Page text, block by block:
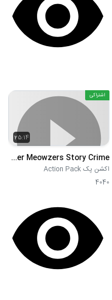
25:14
اشتراکی
S02E01 - Super Meowzers Story Crime
اکشن پک Action Pack
4040